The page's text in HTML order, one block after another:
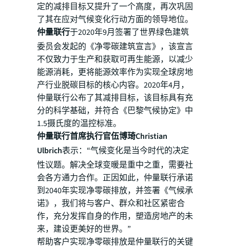
定的减排目标又提升了一个高度，再次巩固
了其在应对气候变化行动方面的领导地位。
仲量联行于2020年9月签署了世界绿色建筑
委员会发起的《净零碳建筑宣言》，该宣言
不仅致力于生产和获取可再生能源，以减少
能源消耗，更将能源效率作为实现全球房地
产行业脱碳目标的核心内容。2020年4月，
仲量联行公布了其减排目标，该目标具有充
分的科学基础，并符合《巴黎气候协定》中
1.5摄氏度的温控标准。
仲量联行首席执行官伍博琦Christian
Ulbrich表示：“气候变化是当今时代的决定
性议题。解决全球变暖是重中之重，需要社
会各方通力合作。正因如此，仲量联行承诺
到2040年实现净零碳排放，并签署《气候承
诺》，我们将与客户、群众和社区紧密合
作，充分发挥自身的作用，塑造房地产的未
来，建设更美好的世界。”
帮助客户实现净零碳排放是仲量联行的关键